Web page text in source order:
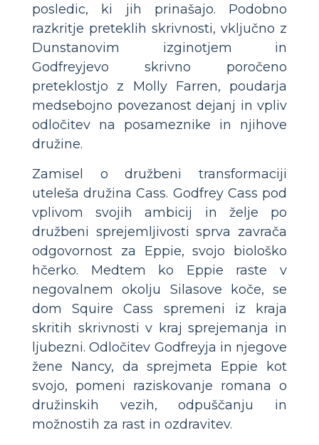
posledic, ki jih prinašajo. Podobno
razkritje preteklih skrivnosti, vključno z
Dunstanovim izginotjem in
Godfreyjevo skrivno poročeno
preteklostjo z Molly Farren, poudarja
medsebojno povezanost dejanj in vpliv
odločitev na posameznike in njihove
družine.
Zamisel o družbeni transformaciji
uteleša družina Cass. Godfrey Cass pod
vplivom svojih ambicij in želje po
družbeni sprejemljivosti sprva zavrača
odgovornost za Eppie, svojo biološko
hčerko. Medtem ko Eppie raste v
negovalnem okolju Silasove koče, se
dom Squire Cass spremeni iz kraja
skritih skrivnosti v kraj sprejemanja in
ljubezni. Odločitev Godfreyja in njegove
žene Nancy, da sprejmeta Eppie kot
svojo, pomeni raziskovanje romana o
družinskih vezih, odpuščanju in
možnostih za rast in ozdravitev.